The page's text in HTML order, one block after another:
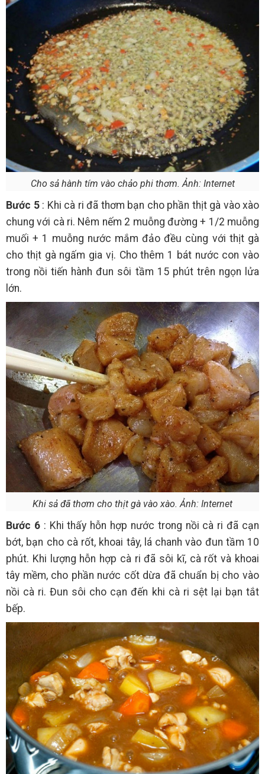
Cho sả hành tím vào chảo phi thơm. Ảnh: Internet
Bước 5: Khi cà ri đã thơm bạn cho phần thịt gà vào xào
chung với cà ri. Nêm nếm 2 muỗng đường + 1/2 muỗng
muối + 1 muỗng nước mắm đảo đều cùng với thịt gà
cho thịt gà ngấm gia vị. Cho thêm 1 bát nước con vào
trong nồi tiến hành đun sôi tầm 15 phút trên ngọn lửa
lớn.
Khi sả đã thơm cho thịt gà vào xào. Ảnh: Internet
Bước 6: Khi thấy hỗn hợp nước trong nồi cà ri đã cạn
bớt, bạn cho cà rốt, khoai tây, lá chanh vào đun tầm 10
phút. Khi lượng hỗn hợp cà ri đã sôi kĩ, cà rốt và khoai
tây mềm, cho phần nước cốt dừa đã chuẩn bị cho vào
nồi cà ri. Đun sôi cho cạn đến khi cà ri sệt lại bạn tắt
bếp.